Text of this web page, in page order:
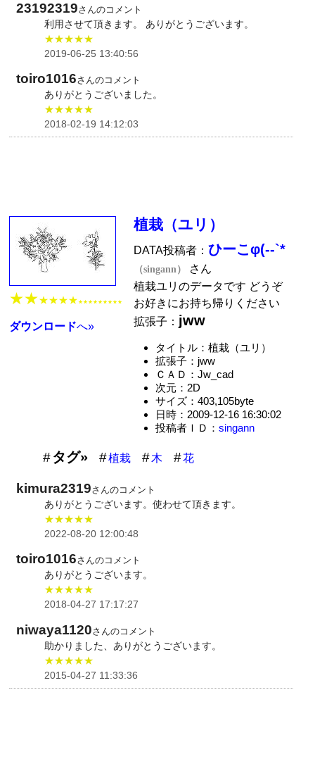
23192319さんのコメント
利用させて頂きます。 ありがとうございます。
★★★★★
2019-06-25 13:40:56
toiro1016さんのコメント
ありがとうございました。
★★★★★
2018-02-19 14:12:03
★★★★★★ ★★★★★★★★★
ダウンロードへ»
植栽（ユリ）
DATA投稿者： ひーこφ(--`*
（singann）
さん
植栽ユリのデータです どうぞ
お好きにお持ち帰りください
拡張子： jww
タイトル：植栽（ユリ）
拡張子：jww
ＣＡＤ：Jw_cad
次元：2D
サイズ：403,105byte
日時：2009-12-16 16:30:02
投稿者ＩＤ： singann
タグ» 植栽 木 花
kimura2319さんのコメント
ありがとうございます。使わせて頂きます。
★★★★★
2022-08-20 12:00:48
toiro1016さんのコメント
ありがとうございます。
★★★★★
2018-04-27 17:17:27
niwaya1120さんのコメント
助かりました、ありがとうございます。
★★★★★
2015-04-27 11:33:36